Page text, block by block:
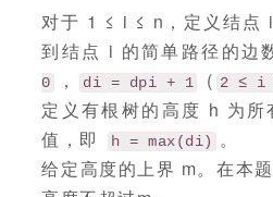
对于 1 ≤ i ≤ n，定义结点
到结点 i 的简单路径的边
0
， di = dpi + 1 ( 2 ≤ i
定义有根树的高度 h 为所
值，即
h = max(di)
。
给定高度的上界 m。在本